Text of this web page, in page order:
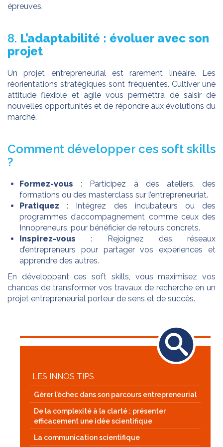
épreuves.
8. L’adaptabilité : évoluer avec son
projet
Un projet entrepreneurial est rarement linéaire. Les
réorientations stratégiques sont fréquentes. Cultiver une
attitude flexible et agile vous permettra de saisir de
nouvelles opportunités et de répondre aux évolutions du
marché.
Comment développer ces soft skills
?
Formez-vous : Participez à des ateliers, des
formations ou des masterclass sur l’entrepreneuriat.
Pratiquez : Intégrez des incubateurs ou des
programmes d’accompagnement comme ceux des
Innopreneurs, pour bénéficier de retours concrets.
Inspirez-vous : Rejoignez des réseaux
d’entrepreneurs pour partager vos expériences et
apprendre des autres.
En développant ces soft skills, vous maximisez vos
chances de transformer vos travaux de recherche en un
projet entrepreneurial porteur de sens et de succès.
LES INNOS TIPS
Gérer l’échec dans son parcours entrepreneurial
De la complexité à la clarté : présenter
efficacement une idée scientifique
La communication scientifique